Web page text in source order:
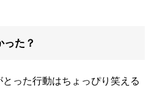
た？
った行動はちょっぴり笑える